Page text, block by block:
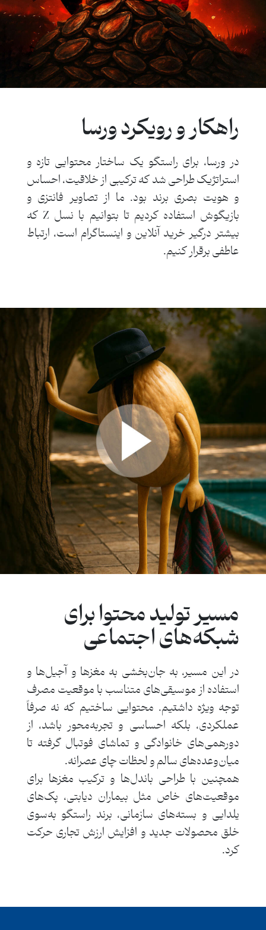
راهکار و رویکرد ورسا
در ورسا، برای راستگو یک ساختار محتوایی تازه و
استراتژیک طراحی شد که ترکیبی از خلاقیت، احساس
و هویت بصری برند بود. ما از تصاویر فانتزی و
بازیگوش استفاده کردیم تا بتوانیم با نسل Z که
بیشتر درگیر خرید آنلاین و اینستاگرام است، ارتباط
عاطفی برقرار کنیم.
مسیر تولید محتوا برای
شبکه‌های اجتماعی
در این مسیر، به جان‌بخشی به مغزها و آجیل‌ها و
استفاده از موسیقی‌های متناسب با موقعیت مصرف
توجه ویژه داشتیم. محتوایی ساختیم که نه صرفاً
عملکردی، بلکه احساسی و تجربه‌محور باشد، از
دورهمی‌های خانوادگی و تماشای فوتبال گرفته تا
میان‌وعده‌های سالم و لحظات چای عصرانه.
همچنین با طراحی باندل‌ها و ترکیب مغزها برای
موقعیت‌های خاص مثل بیماران دیابتی، پک‌های
یلدایی و بسته‌های سازمانی، برند راستگو به‌سوی
خلق محصولات جدید و افزایش ارزش تجاری حرکت
کرد.